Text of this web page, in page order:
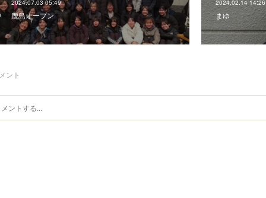
2024.07.03 05:49
鹿島オープン
2024.02.14 14:26
まゆ
ント